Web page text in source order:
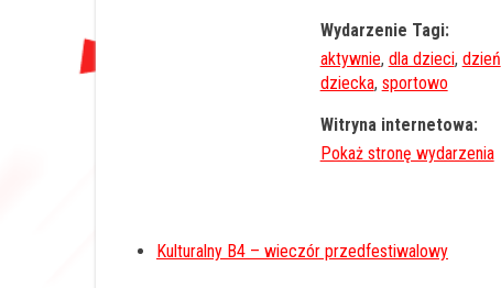
Wydarzenie Tagi:
aktywnie, dla dzieci, dzień
dziecka, sportowo
Witryna internetowa:
Kulturalny B4 – wieczór przedfestiwalowy